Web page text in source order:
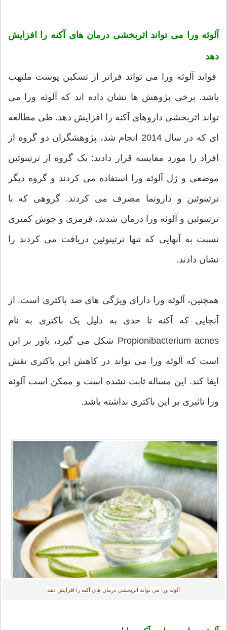
آلوئه ورا می تواند اثربخشی درمان های آکنه را افزایش
دهد
فواید آلوئه ورا می تواند فراتر از تسکین پوست ملتهب
باشد. برخی پژوهش ها نشان داده اند که آلوئه ورا می
تواند اثربخشی داروهای آکنه را افزایش دهد. طی مطالعه
ای که در سال 2014 انجام شد، پژوهشگران دو گروه از
افراد را مورد مقایسه قرار دادند: یک گروه از ترتینوئین
موضعی و ژل آلوئه ورا استفاده می کردند و گروه دیگر
ترتینوئین و دارونما مصرف می کردند. گروهی که با
ترتینوئین و آلوئه ورا درمان شدند، قرمزی و جوش کمتری
نسبت به آنهایی که تنها ترتینوئین دریافت می کردند را
نشان دادند.
همچنین، آلوئه ورا دارای ویژگی های ضد باکتری است. از
آنجایی که آکنه تا حدی به دلیل یک باکتری به نام
Propionibacterium acnes شکل می گیرد، باور بر این
است که آلوئه ورا می تواند در کاهش این باکتری نقش
ایفا کند. این مساله ثابت نشده است و ممکن است آلوئه
ورا تاثیری بر این باکتری نداشته باشد.
آلوئه ورا می تواند اثربخشی درمان های آکنه را افزایش دهد‎